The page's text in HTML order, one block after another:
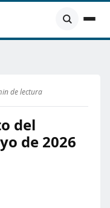
de lectura
del
de 2026